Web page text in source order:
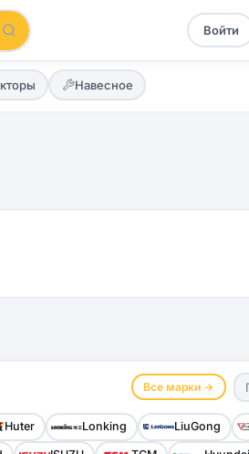
Войти
Навесное
Все марки →
Huter Lonking LiuGong